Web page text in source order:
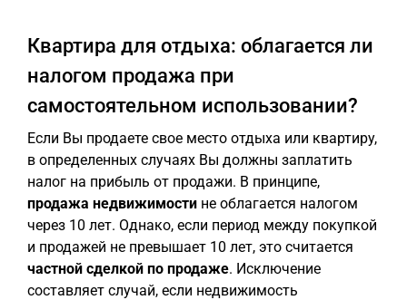
Квартира для отдыха: облагается ли
налогом продажа при
самостоятельном использовании?
Если Вы продаете свое место отдыха или квартиру,
в определенных случаях Вы должны заплатить
налог на прибыль от продажи. В принципе,
продажа недвижимости не облагается налогом
через 10 лет. Однако, если период между покупкой
и продажей не превышает 10 лет, это считается
частной сделкой по продаже. Исключение
составляет случай, если недвижимость